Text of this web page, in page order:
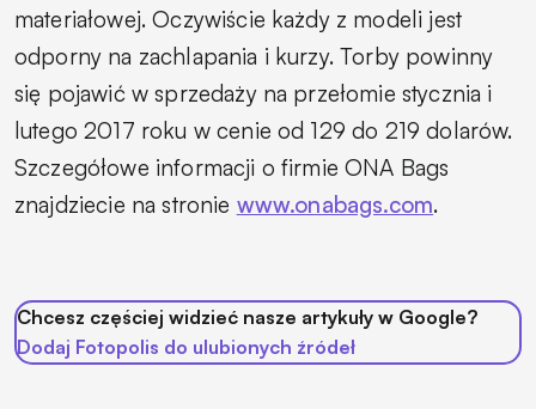
materiałowej. Oczywiście każdy z modeli jest
odporny na zachlapania i kurzy. Torby powinny
się pojawić w sprzedaży na przełomie stycznia i
lutego 2017 roku w cenie od 129 do 219 dolarów.
Szczegółowe informacji o firmie ONA Bags
znajdziecie na stronie www.onabags.com.
Chcesz częściej widzieć nasze artykuły w Google?
Dodaj Fotopolis do ulubionych źródeł